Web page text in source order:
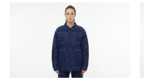
معلومات عنا